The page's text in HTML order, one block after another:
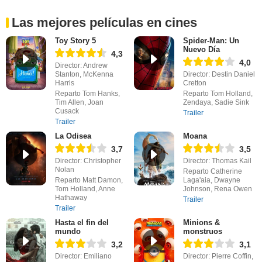
Las mejores películas en cines
Toy Story 5
4,3
Director: Andrew
Stanton, McKenna
Harris
Reparto Tom Hanks,
Tim Allen, Joan
Cusack
Trailer
Spider-Man: Un
Nuevo Día
4,0
Director: Destin Daniel
Cretton
Reparto Tom Holland,
Zendaya, Sadie Sink
Trailer
La Odisea
3,7
Director: Christopher
Nolan
Reparto Matt Damon,
Tom Holland, Anne
Hathaway
Trailer
Moana
3,5
Director: Thomas Kail
Reparto Catherine
Laga'aia, Dwayne
Johnson, Rena Owen
Trailer
Hasta el fin del
mundo
3,2
Director: Emiliano
Minions &
monstruos
3,1
Director: Pierre Coffin,